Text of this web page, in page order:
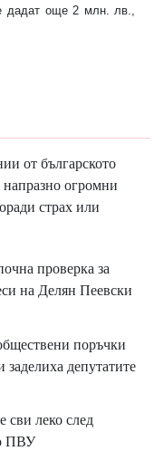
дадат още 2 млн. лв.,
от българското
напразно огромни
страх или
проверка за
на Делян Пеевски
поръчки
заделиха депутатите
сви леко след
ПВУ